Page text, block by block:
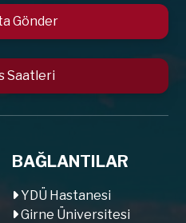
Gönder
Saatleri
BAĞLANTILAR
YDÜ Hastanesi
Girne Üniversitesi